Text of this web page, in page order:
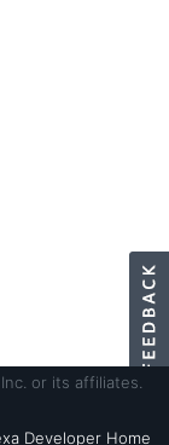
or its affiliates.
Developer Home